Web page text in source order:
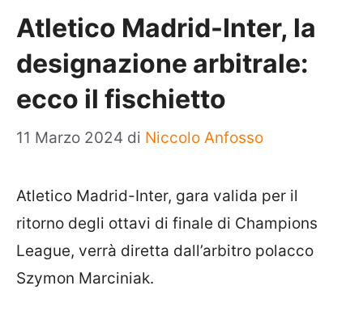
Atletico Madrid-Inter, la
designazione arbitrale:
ecco il fischietto
11 Marzo 2024 di Niccolo Anfosso
Atletico Madrid-Inter, gara valida per il
ritorno degli ottavi di finale di Champions
League, verrà diretta dall’arbitro polacco
Szymon Marciniak.